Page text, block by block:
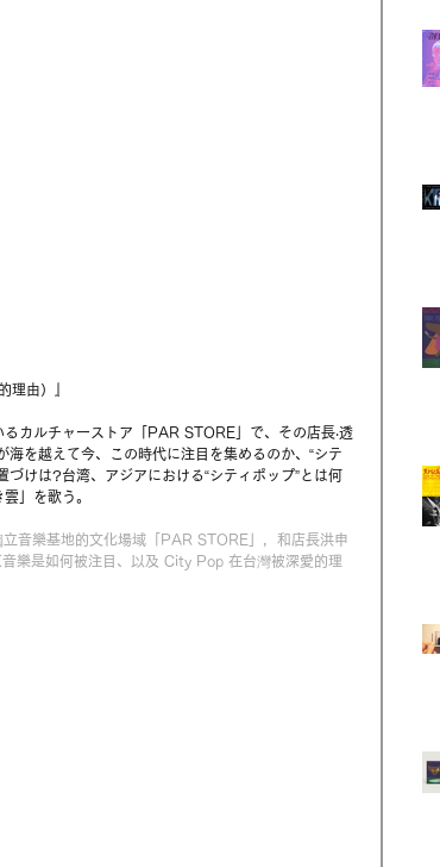
理由）』
カルチャーストア「PAR STORE」で、その店長‧透
を越えて今、この時代に注目を集めるのか、“シテ
けは?台湾、アジアにおける“シティポップ”とは何
」を歌う。
音樂基地的文化場域「PAR STORE」，和店長洪申
樂是如何被注目、以及 City Pop 在台灣被深愛的理